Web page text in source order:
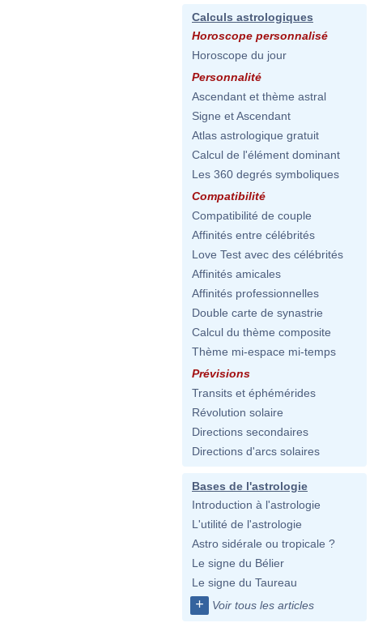
Calculs astrologiques
Horoscope personnalisé
Horoscope du jour
Personnalité
Ascendant et thème astral
Signe et Ascendant
Atlas astrologique gratuit
Calcul de l'élément dominant
Les 360 degrés symboliques
Compatibilité
Compatibilité de couple
Affinités entre célébrités
Love Test avec des célébrités
Affinités amicales
Affinités professionnelles
Double carte de synastrie
Calcul du thème composite
Thème mi-espace mi-temps
Prévisions
Transits et éphémérides
Révolution solaire
Directions secondaires
Directions d'arcs solaires
Bases de l'astrologie
Introduction à l'astrologie
L'utilité de l'astrologie
Astro sidérale ou tropicale ?
Le signe du Bélier
Le signe du Taureau
+ Voir tous les articles